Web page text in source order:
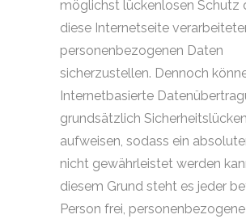
möglichst lückenlosen Schutz
diese Internetseite
personenbezogenen Daten
sicherzustellen. Dennoch
Internetbasierte
grundsätzlich Sicherheitslücken
aufweisen, sodass ein
nicht gewährleistet werden
diesem Grund steht es jeder
Person frei,